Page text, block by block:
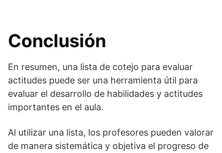
Conclusión
En resumen, una lista de cotejo para evaluar
actitudes puede ser una herramienta útil para
evaluar el desarrollo de habilidades y actitudes
importantes en el aula.
Al utilizar una lista, los profesores pueden valorar
de manera sistemática y objetiva el progreso de